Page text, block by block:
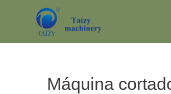
Máquina